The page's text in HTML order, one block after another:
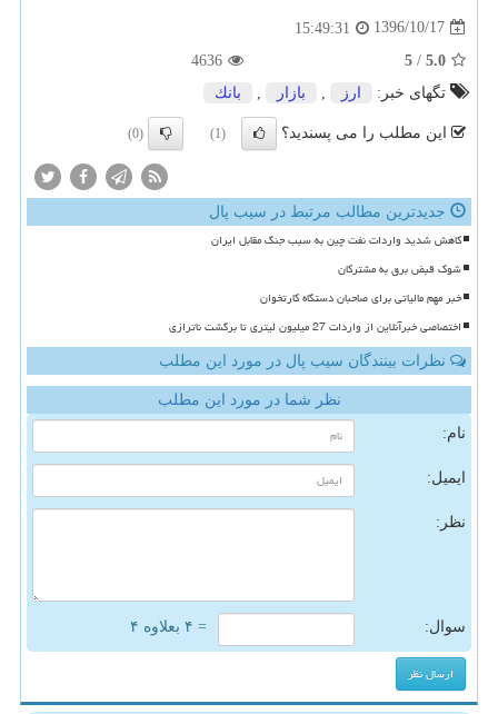
1396/10/17
15:49:31
5.0
/
5
4636
تگهای خبر:
ارز بازار بانك
این مطلب را می پسندید؟ (1)
(0)
جدیدترین مطالب مرتبط در سیب پال
کاهش شدید واردات نفت چین به سبب جنگ مقابل ایران
شوک قبض برق به مشترکان
خبر مهم مالیاتی برای صاحبان دستگاه کارتخوان
اختصاصی خبرآنلاین از واردات 27 میلیون لیتری تا برگشت ناترازی
نظرات بینندگان سیب پال در مورد این مطلب
نظر شما در مورد این مطلب
نام:
ایمیل:
نظر:
سوال: = ۴ بعلاوه ۴